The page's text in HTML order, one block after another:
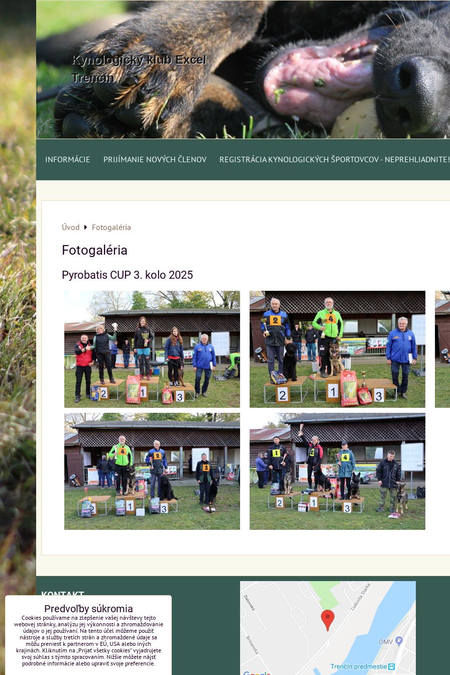
Kynologický klub Excel
Trenčín
INFORMÁCIE PRIJÍMANIE NOVÝCH ČLENOV REGISTRÁCIA KYNOLOGICKÝCH ŠPORTOVCOV - NEPREHLIADNITE!
Úvod Fotogaléria
Fotogaléria
Pyrobatis CUP 3. kolo 2025
KONTAKT
Kynologický klub EXCEL
Ľ. Stárka 22, Trenčín
Predvoľby súkromia
Cookies používame na zlepšenie vašej návštevy tejto
webovej stránky, analýzu jej výkonnosti a zhromažďovanie
údajov o jej používaní. Na tento účel môžeme použiť
nástroje a služby tretích strán a zhromaždené údaje sa
môžu preniesť k partnerom v EÚ, USA alebo iných
krajinách. Kliknutím na „Prijať všetky cookies“ vyjadrujete
svoj súhlas s týmto spracovaním. Nižšie môžete nájsť
podrobné informácie alebo upraviť svoje preferencie.